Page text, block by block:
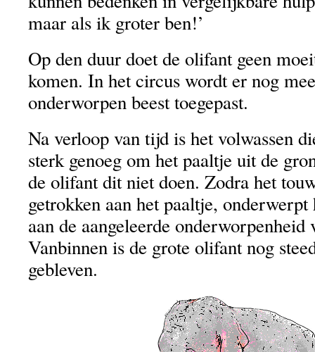
maar als ik groter ben!’
Op den duur doet de olifant geen
komen. In het circus wordt er nog
onderworpen beest toegepast.
Na verloop van tijd is het volwassen
sterk genoeg om het paaltje uit de
de olifant dit niet doen. Zodra het
getrokken aan het paaltje,
aan de aangeleerde onderworpenheid
Vanbinnen is de grote olifant nog
gebleven.